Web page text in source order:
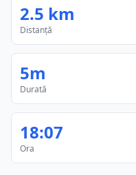
2.5 km
Distanță
5m
Durată
18:07
Ora